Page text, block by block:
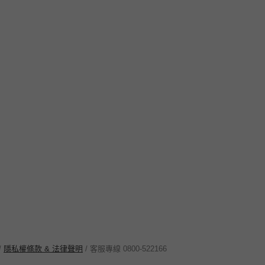
隱私權條款 & 法律聲明 / 客服專線 0800-522166